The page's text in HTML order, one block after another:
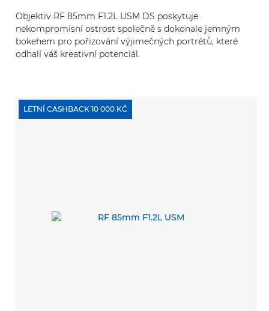
Objektiv RF 85mm F1.2L USM DS poskytuje
nekompromisní ostrost společně s dokonale jemným
bokehem pro pořizování výjimečných portrétů, které
odhalí váš kreativní potenciál.
LETNÍ CASHBACK 10 000 KČ